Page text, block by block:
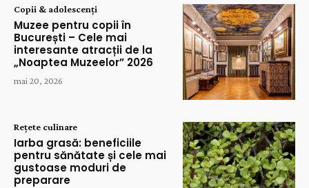
Copii & adolescenți
Muzee pentru copii în
București – Cele mai
interesante atracții de la
„Noaptea Muzeelor” 2026
mai 20, 2026
Rețete culinare
Iarba grasă: beneficiile
pentru sănătate și cele mai
gustoase moduri de
preparare